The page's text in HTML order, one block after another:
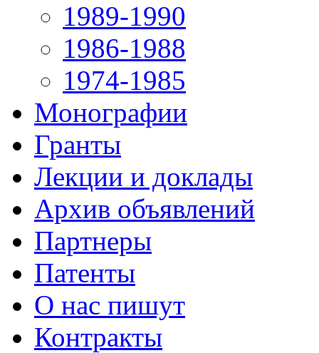
1989-1990
1986-1988
1974-1985
Монографии
Гранты
Лекции и доклады
Архив объявлений
Партнеры
Патенты
О нас пишут
Контракты